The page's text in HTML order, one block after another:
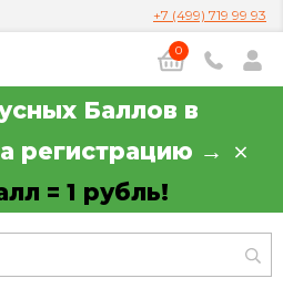
+7 (499) 719 99 93
0
Баллов в
регистрацию →
= 1 рубль!